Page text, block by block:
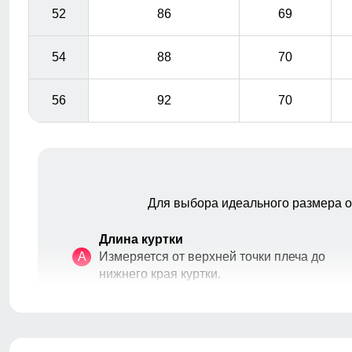
Подкладка из меха и полиэстера: Устойчива к износу и
52 86 69
54 88 70
56 92 70
Для выбора идеального размера
A
Длина куртки
Измеряется от верхней точки плеча до
нижнего края куртки.